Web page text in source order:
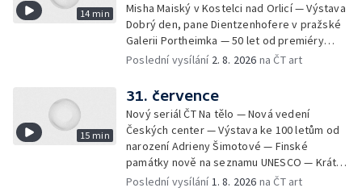
14 min
Misha Maiský v Kostelci nad Orlicí — Výstava
Dobrý den, pane Dientzenhofere v pražské
Galerii Portheimka — 50 let od premiéry
filmu Na samotě u lesa — Krátké zprávy z
Mercury
Poslední vysílání 2. 8. 2026 na ČT art
15 min
31. července
Nový seriál ČT Na tělo — Nová vedení
Českých center — Výstava ke 100 letům od
narození Adrieny Šimotové — Finské
památky nově na seznamu UNESCO — Krátké
zprávy z kultury — Začíná Jiráskův Hronov —
Poslední vysílání1. 8. 2026 na ČT art